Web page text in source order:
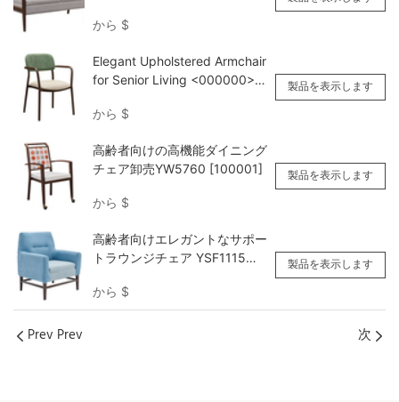
YSF1125 Yumeya
から $
Elegant Upholstered Armchair
for Senior Living <000000>
から $
製品を表示します
高齢者向けの高機能ダイニング
チェア卸売YW5760 [100001]
から $
製品を表示します
高齢者向けエレガントなサポー
トラウンジチェア YSF1115
から $
製品を表示します
Prev Prev 次